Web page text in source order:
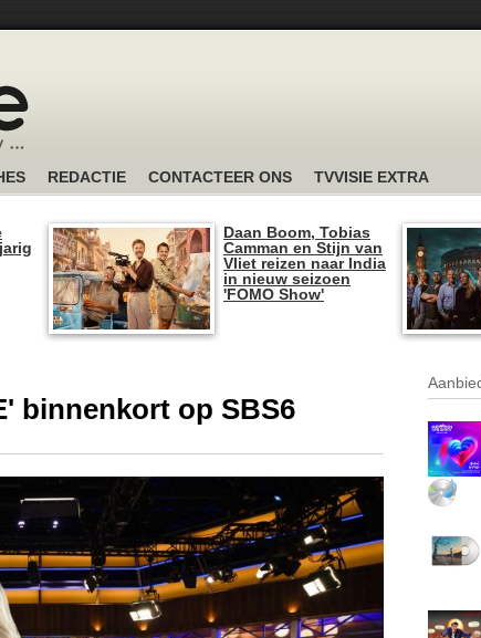
REDACTIE CONTACTEER ONS TVVISIE EXTRA
Daan Boom, Tobias
Camman en Stijn van
Vliet reizen naar India
in nieuw seizoen
'FOMO Show'
binnenkort op SBS6